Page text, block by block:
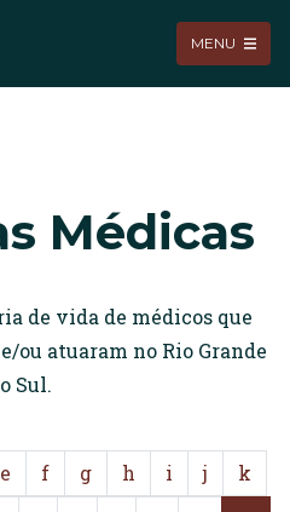
MENU
Médicas
de vida de médicos que
ou atuaram no Rio Grande
Sul.
e f g h i j
k